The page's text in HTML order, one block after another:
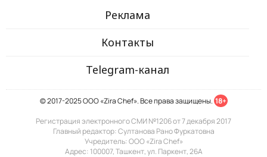
Реклама
Контакты
Telegram-канал
© 2017-2025 ООО «Zira Chef». Все права защищены. 18+
Регистрация электронного СМИ №1206 от 7 декабря 2017
Главный редактор: Султанова Рано Фуркатовна
Учредитель: ООО «Zira Chef»
Адрес: 100007, Ташкент, ул. Паркент, 26А